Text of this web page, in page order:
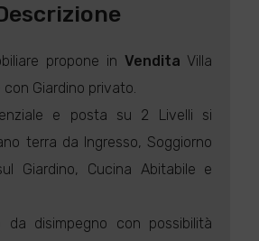
propone in Vendita Villa
Giardino privato.
e posta su 2 Livelli si
terra da Ingresso, Soggiorno
Giardino, Cucina Abitabile e
da disimpegno con possibilità